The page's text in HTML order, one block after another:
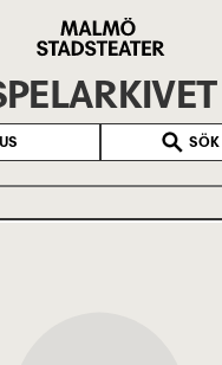
Stadsteater
SÖK